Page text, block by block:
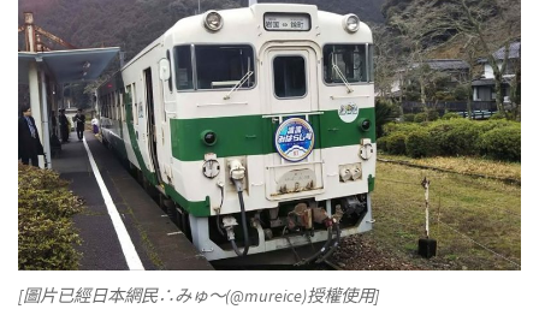
[圖片已經日本網民∴みゅ～(@mureice)授權使用]